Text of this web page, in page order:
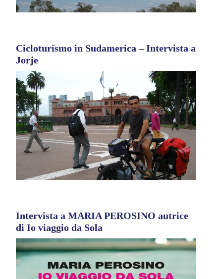
Cicloturismo in Sudamerica – Intervista a
Jorje
Intervista a MARIA PEROSINO autrice
di Io viaggio da Sola